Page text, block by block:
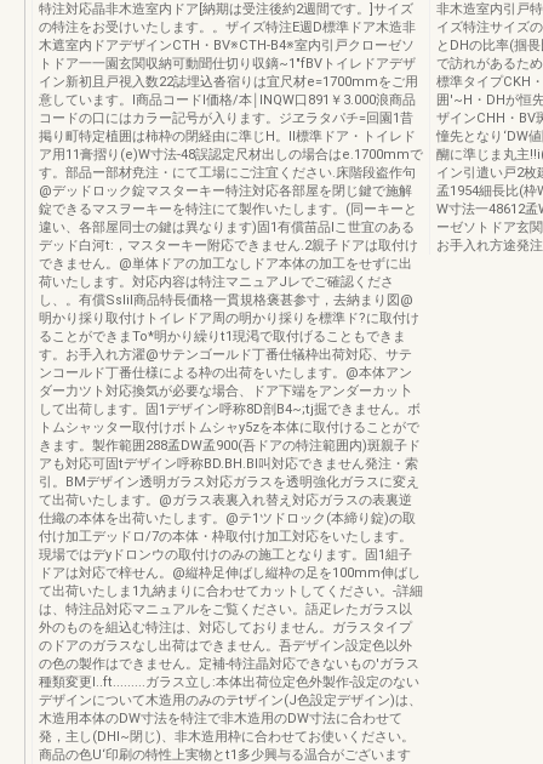
特注対応晶非木造室内ドア[納期は受注後約2週間です。]サイズ
の特注をお受けいたします。。ザイズ特注E週D標準ドア木造非
木遮室内ドアデザインCTH・BV※CTH-B4※室内引戸クローゼソ
トドア一一園玄関収納可動聞仕切り収鏑~1"fBVトイレドアデザ
イン新初且戸視入数22誌埋込沓宿りは宜尺材e=1700mmをご用
意しています。l商品コードl価格/本￨lNQW口891￥3.000浪商品
コードの口にはカラー記号が入ります。ジヱラタパチ=回園1昔
掲り町特定植囲は柿枠の閉経由に準じH。ll標準ドア・トイレド
ア用11膏摺り(e)W寸法-48誤認定尺材出しの場合はe.1700mmで
す。部品ー部材尭注・にて工場にご注宜ください.床階段盗作句
@デッドロック錠マスターキー特注対応各部屋を閉じ鍵で施解
錠できるマスヲーキーを特注にて製作いたします。(同ーキーと
違い、各部屋同士の鍵は異なります)固1有償苗品lこ世宜のある
デッド白河t:，マスターキー附応できません.2親子ドアは取付け
できません。@単体ドアの加工なしドア本体の加工をせずに出
荷いたします。対応内容は特注マニュアJレでご確認くださ
し、。有償SsIil商品特長価格一貫規格褒甚参寸，去納まり図@
明かり採り取付けトイレドア周の明かり採りを標準ド?に取付け
ることができまTo*明かり繰りt1現渇で取付げることもできま
す。お手入れ方濯@サテンゴールド丁番仕犠枠出荷対応、サテ
ンコールド丁番仕様による枠の出荷をいたします。@本体アン
ダー力ツト対応換気が必要な場合、ドア下端をアンダーカッ卜
して出荷します。固1デザイン呼称8D剖B4~;tj掘できません。ボ
トムシャッター取付けボトムシャy5zを本体に取付けることがで
きます。製作範囲288孟DW孟900(吾ドアの特注範囲内)斑親子ド
アも対応可固tデザイン呼称BD.BH.Bl叫対応できません発注・索
引。BMデザイン透明ガラス対応ガラスを透明強化ガラスに変え
て出荷いたします。@ガラス表裏入れ替え対応ガラスの表裏逆
仕織の本体を出荷いたします。@テ1ツドロック(本締り錠)の取
付け加工デッドロ/7の本体・枠取付け加工対応をいたします。
現場ではデyドロンウの取付けのみの施工となります。固1組子
ドアは対応で梓せん。@縦枠足伸ばし縦枠の足を100mm伸ばし
て出荷いたしま1九納まりに合わせてカットしてください。-詳細
は、特注品対応マニュアルをご覧ください。語疋レたガラス以
外のものを組込む特注は、対応しておりません。ガラスタイプ
のドアのガラスなし出荷はできません。吾デザイン設定色以外
の色の製作はできません。定補-特注晶対応できないもの'ガラス
種類変更I..ft.........ガラス立し:本体出荷位定色外製作-設定のない
デザインについて木造用のみのテtザイン(J色設定デザイン)は、
木造用本体のDW寸法を特注で非木造用のDW寸法に合わせて
発，主し(DHI~閉じ)、非木造用枠に合わせてお使いください。
商品の色U‘印刷の特性上実物とt1多少興与る温合がございます
非木造室内引戸
イズ特注サイズ
とDHの比率(掴
で訪れがあるた
標準タイプCKH
囲'~H・DHが恒
ザインCHH・BV
憧先となり‘DW
醐に準じま丸主
イン引遣い戸2枚
孟1954細長比(枠
W寸法一48612
ーゼソトドア玄
お手入れ方途発